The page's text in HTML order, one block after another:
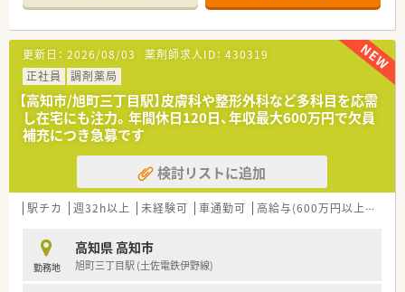
ています。
■勤務する薬剤師や事務スタッフの人数は各店舗の規模に応じ
て最適化されており、協力しながら日々の業務を円滑に進めてお
ります。
【法人特徴について】
■高知県内においてグループ全体で16店舗を展開しており、地
域住民の健やかな暮らしを支える医療の提供を最優先事項とし
ています。
■自治体と強固なタッグを組みながら地域の皆様の栄養管理を
実施しており、地域医療へ積極的に参画する姿勢を非常に大切に
しています。
■社長や専務自身が薬剤師として現場に出て勤務しているため、
る会社です。
【勤務実態について】
更新日： 2026/08/03 薬剤師求人ID： 430319
正社員
調剤薬局
【高知市/旭町三丁目駅】皮膚科や整形外科など多科目を応需
し在宅にも注力。年間休日120日、年収最大600万円で欠員
補充につき急募です
検討リストに追加
駅チカ 週32h以上 未経験可 車通勤可 高給与(600万円以上)
勤務地
高知県 高知市
旭町三丁目駅 (土佐電鉄伊野線)